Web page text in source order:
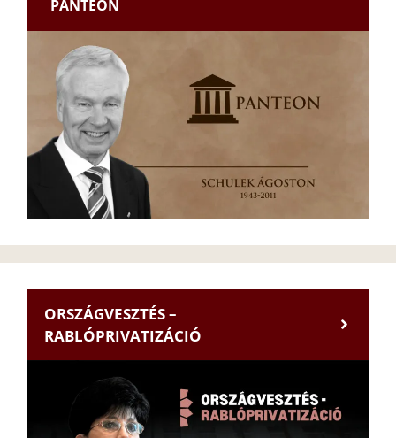
PANTEON
ORSZÁGVESZTÉS –
RABLÓPRIVATIZÁCIÓ